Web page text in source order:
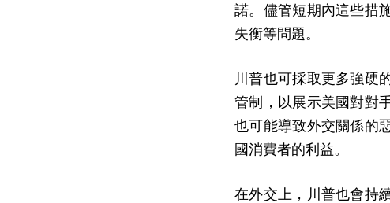
諾。儘管短期內這些措
失衡等問題。
川普也可採取更多強硬
管制，以展示美國對對
也可能導致外交關係的
國消費者的利益。
在外交上，川普也會持